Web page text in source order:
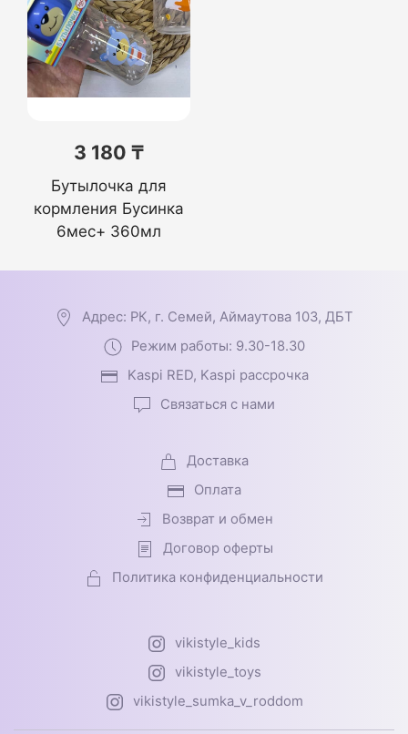
3 180 ₸
Бутылочка для
кормления Бусинка
6мес+ 360мл
Адрес: РК, г. Семей, Аймаутова 103, ДБТ
Режим работы: 9.30-18.30
Kaspi RED, Kaspi рассрочка
Связаться с нами
Доставка
Оплата
Возврат и обмен
Договор оферты
Политика конфиденциальности
vikistyle_kids
vikistyle_toys
vikistyle_sumka_v_roddom